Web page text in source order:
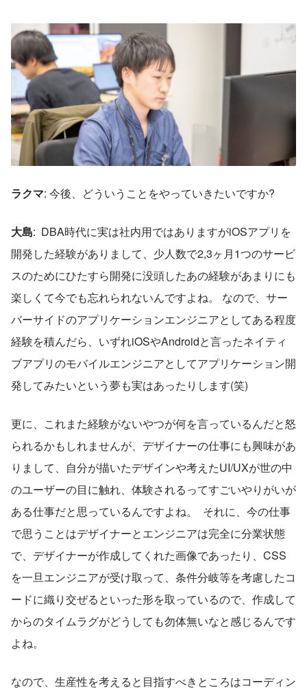
ラクマ: 今後、どういうことをやっていきたいですか?
大島:  DBA時代に実は社内用ではありますがiOSアプリを
開発した経験がありまして、少人数で2,3ヶ月1つのサービ
スのためにひたすら開発に没頭したあの経験があまりにも
楽しくて今でも忘れられないんですよね。 なので、サー
バーサイドのアプリケーションエンジニアとしてある程度
経験を積んだら、いずれiOSやAndroidと言ったネイティ
ブアプリのモバイルエンジニアとしてアプリケーション開
発してみたいという夢も実はあったりします(笑)
更に、これまた経験がないやつが何を言っているんだと怒
られるかもしれませんが、デザイナーの仕事にも興味があ
りまして、自分が描いたデザインや考えたUI/UXが世の中
のユーザーの目に触れ、体験されるってすごいやりがいが
ある仕事だと思っているんですよね。  それに、今の仕事
で思うことはデザイナーとエンジニアは完全に分業状態
で、デザイナーが作成してくれた画像であったり、CSS
を一旦エンジニアが受け取って、条件分岐等を考慮したコ
ードに織り交ぜるといった形を取っているので、作成して
からのタイムラグがどうしても勿体無いなと感じるんです
よね。
なので、生産性を考えると目指すべきところはコーディン